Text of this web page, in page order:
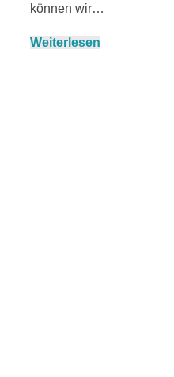
können wir…
Weiterlesen